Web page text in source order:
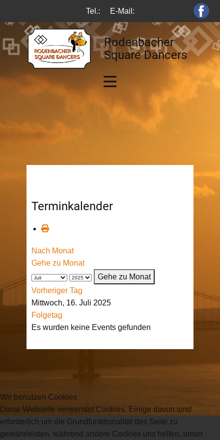
Tel.: E-Mail:
Rodenbacher
Square Dancers
Terminkalender
Nach Monat
Gehe zu Monat
Gehe zu Monat
Vorheriger Tag
Mittwoch, 16. Juli 2025
Folgetag
Es wurden keine Events gefunden
Wir benutzen Cookies
Diese Webseite verwendet Cookies. Einige davon sind
erforderlich um die Grundfunktionalität des Seite zu
gewährleisten, während andere Cookies uns helfen, unser